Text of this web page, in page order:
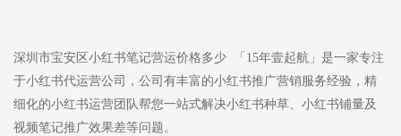
深圳市宝安区小红书笔记营运价格多少 「15年壹起航」是一家专注
于小红书代运营公司，公司有丰富的小红书推广营销服务经验，精
细化的小红书运营团队帮您一站式解决小红书种草、小红书铺量及
视频笔记推广效果差等问题。